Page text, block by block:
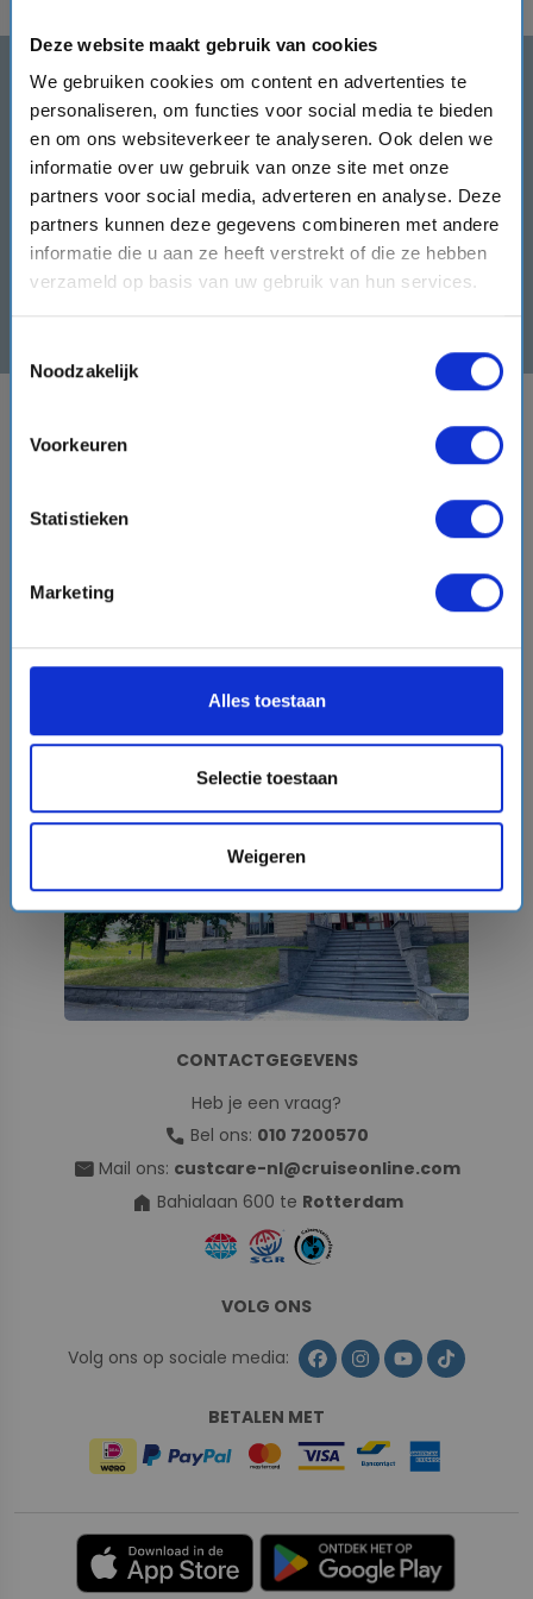
Deze website maakt gebruik van cookies
We gebruiken cookies om content en advertenties te
personaliseren, om functies voor social media te bieden
en om ons websiteverkeer te analyseren. Ook delen we
informatie over uw gebruik van onze site met onze
partners voor social media, adverteren en analyse. Deze
partners kunnen deze gegevens combineren met andere
informatie die u aan ze heeft verstrekt of die ze hebben
verzameld op basis van uw gebruik van hun services.
Noodzakelijk
Voorkeuren
Statistieken
Marketing
Alles toestaan
Selectie toestaan
Weigeren
Schrijf je in en ontvang direct
een €50,- kortingscode!
Schrijf je hier rechts in en ontvang de
kortingscode direct!
mail
OVER CRUISEONLINE.COM
CONTACTGEGEVENS
Heb je een vraag?
call Bel ons: 010 7200570
mail Mail ons: custcare-nl@cruiseonline.com
home Bahialaan 600 te Rotterdam
VOLG ONS
Volg ons op sociale media:
BETALEN MET